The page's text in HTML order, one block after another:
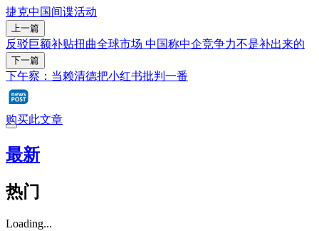
捷克中国间谍活动
上一篇
反驳巨额补贴扭曲全球市场 中国称中企竞争力不是补出来的
下一篇
下午察：当赖清德把小红书批判一番
购买此文章
最新
热门
Loading...